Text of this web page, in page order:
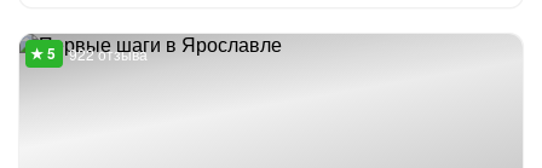
922 отзыва